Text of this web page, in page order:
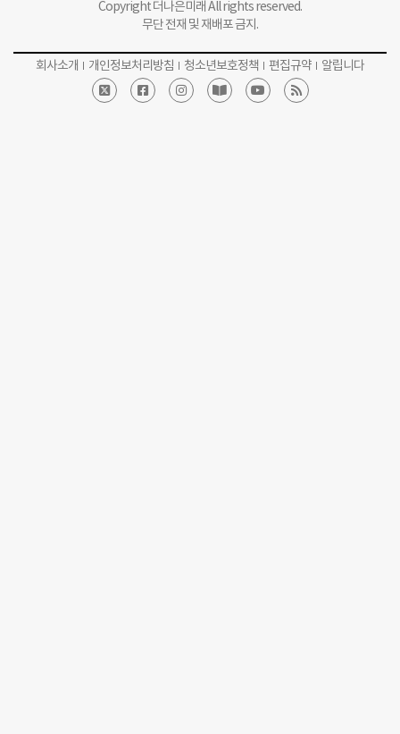
Copyright 더나은미래 All rights reserved.
무단 전재 및 재배포 금지.
회사소개 개인정보처리방침 청소년보호정책 편집규약 알립니다